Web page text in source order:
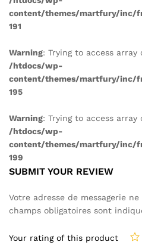
content/themes/martfury/inc/
191
Warning: Trying to access
/htdocs/wp-
content/themes/martfury/inc/
195
Warning: Trying to access
/htdocs/wp-
content/themes/martfury/inc/
199
SUBMIT YOUR REVIEW
Votre adresse de messagerie
champs obligatoires sont
Your rating of this product